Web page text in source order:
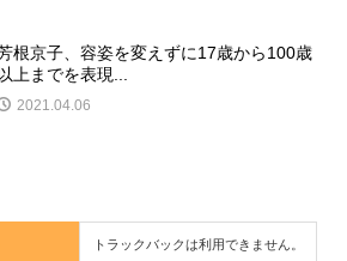
根京子、容姿を変えずに17歳から100歳
以上までを表現...
2021.04.06
トラックバックは利用できません。